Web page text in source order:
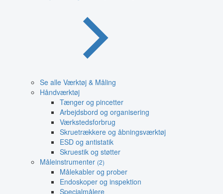
Se alle Værktøj & Måling
Håndværktøj
Tænger og pincetter
Arbejdsbord og organisering
Værkstedsforbrug
Skruetrækkere og åbningsværktøj
ESD og antistatik
Skruestik og støtter
Måleinstrumenter (2)
Målekabler og prober
Endoskoper og inspektion
Specialmålere